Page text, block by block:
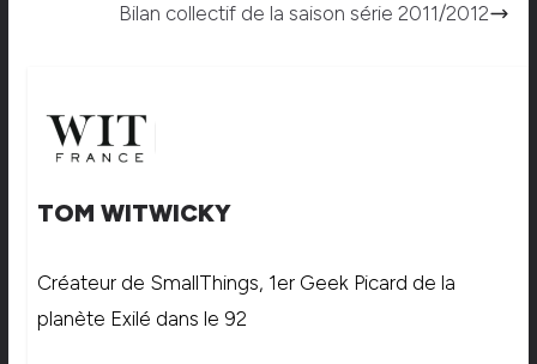
Bilan collectif de la saison série 2011/2012
TOM WITWICKY
Créateur de SmallThings, 1er Geek Picard de la
planète Exilé dans le 92